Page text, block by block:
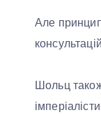
Але
Шольц